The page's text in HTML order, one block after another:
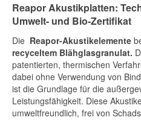
Reapor Akustikplatten:
Umwelt- und Bio-Zertifikat
Die Reapor-Akustikelemente
recyceltem Blähglasgranulat.
patentierten, thermischen
dabei ohne Verwendung von
ist die Grundlage für die
Leistungsfähigkeit. Diese
umweltfreundlich, frei von